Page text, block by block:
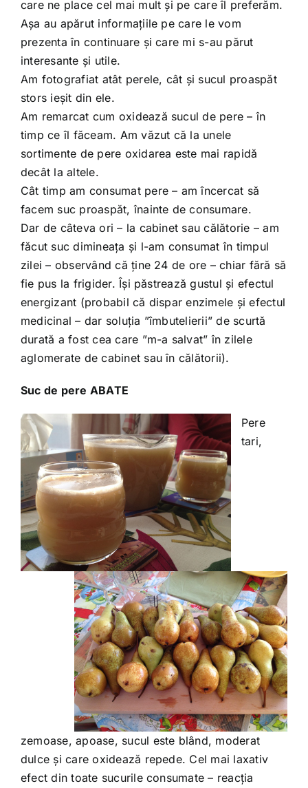
care ne place cel mai mult și pe care îl preferăm.
Așa au apărut informațiile pe care le vom
prezenta în continuare și care mi s-au părut
interesante și utile.
Am fotografiat atât perele, cât și sucul proaspăt
stors ieșit din ele.
Am remarcat cum oxidează sucul de pere – în
timp ce îl făceam. Am văzut că la unele
sortimente de pere oxidarea este mai rapidă
decât la altele.
Cât timp am consumat pere – am încercat să
facem suc proaspăt, înainte de consumare.
Dar de câteva ori – la cabinet sau călătorie – am
făcut suc dimineața și l-am consumat în timpul
zilei – observând că ține 24 de ore – chiar fără să
fie pus la frigider. Își păstrează gustul și efectul
energizant (probabil că dispar enzimele și efectul
medicinal – dar soluția ”îmbutelierii” de scurtă
durată a fost cea care ”m-a salvat” în zilele
aglomerate de cabinet sau în călătorii).
Suc de pere ABATE
Pere
tari,
zemoase, apoase, sucul este blând, moderat
dulce și care oxidează repede. Cel mai laxativ
efect din toate sucurile consumate – reacția